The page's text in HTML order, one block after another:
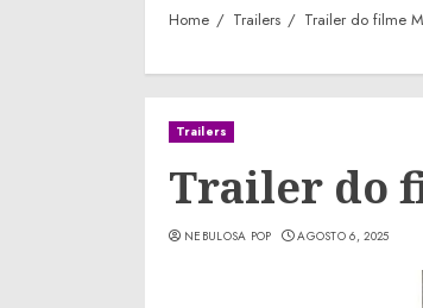
Home Trailers Trailer do filme
Trailers
Trailer do
NEBULOSA POP AGOSTO 6, 2025